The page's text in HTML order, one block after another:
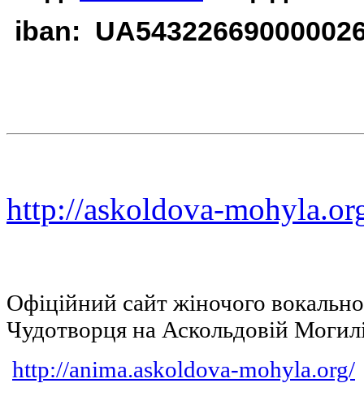
iban:
http://askoldova-
Офіційний сайт жіночого
Чудотворця на Аскольдовій
http://anima.askoldova-mohyla.org/